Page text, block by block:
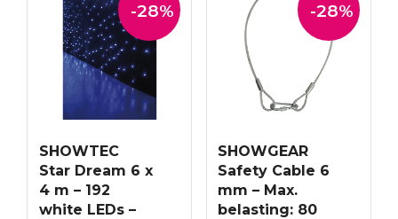
-28%
SHOWTEC
Star Dream 6 x
4 m – 192
white LEDs –
-28%
SHOWGEAR
Safety Cable 6
mm – Max.
belasting: 80